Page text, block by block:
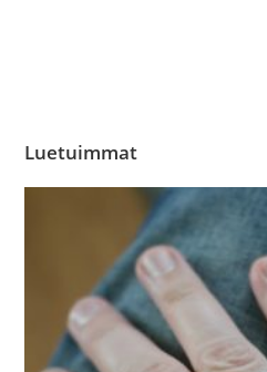
Luetuimmat